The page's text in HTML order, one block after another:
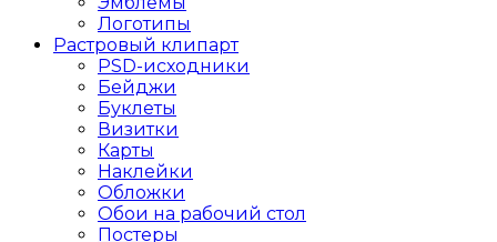
Логотипы
Растровый клипарт
PSD-исходники
Бейджи
Буклеты
Визитки
Карты
Наклейки
Обложки
Обои на рабочий стол
Постеры